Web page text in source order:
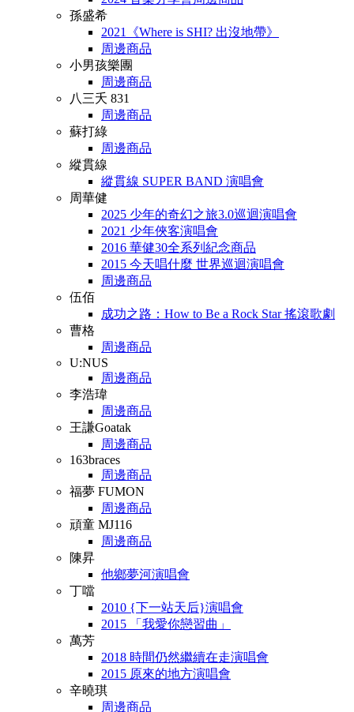
孫盛希
2021《Where is SHI? 出沒地帶》
周邊商品
小男孩樂團
周邊商品
八三夭 831
周邊商品
蘇打綠
周邊商品
縱貫線
縱貫線 SUPER BAND 演唱會
周華健
2025 少年的奇幻之旅3.0巡迴演唱會
2021 少年俠客演唱會
2016 華健30全系列紀念商品
2015 今天唱什麼 世界巡迴演唱會
周邊商品
伍佰
成功之路：How to Be a Rock Star 搖滾歌劇
曹格
周邊商品
U:NUS
周邊商品
李浩瑋
周邊商品
王謙Goatak
周邊商品
163braces
周邊商品
福夢 FUMON
周邊商品
頑童 MJ116
周邊商品
陳昇
他鄉夢河演唱會
丁噹
2010 {下一站天后}演唱會
2015 「我愛你戀習曲」
萬芳
2018 時間仍然繼續在走演唱會
2015 原來的地方演唱會
辛曉琪
周邊商品